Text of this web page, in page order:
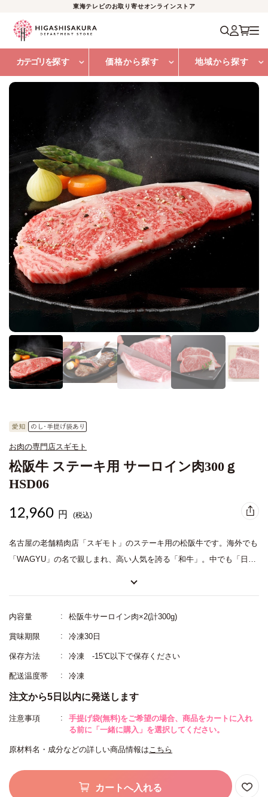
東海テレビのお取り寄せオンラインストア
カテゴリを探す 価格から探す 地域から探す
お肉の専門店スギモト
松阪牛 ステーキ用 サーロイン肉300ｇ
HSD06
12,960 円 (税込)
名古屋の老舗精肉店「スギモト」のステーキ用の松阪牛です。海外でも
「WAGYU」の名で親しまれ、高い人気を誇る「和牛」。中でも「日本
する「サーロイン肉」のステーキを2枚詰合せに。きめ細かなサシの入
った霜降りで、口に入れるととろけるような肉質。ワンランク上のステ
ーキは大切な方への贈答におすすめです。
内容量 松阪牛サーロイン肉×2(計300g)
賞味期限 冷凍30日
保存方法 冷凍 -15℃以下で保存ください
配送温度帯 冷凍
注文から5日以内に発送します
注意事項
手提げ袋(無料)をご希望の場合、商品をカートに入れ
る前に「一緒に購入」を選択してください。
原材料名・成分などの詳しい商品情報はこちら
カートへ入れる